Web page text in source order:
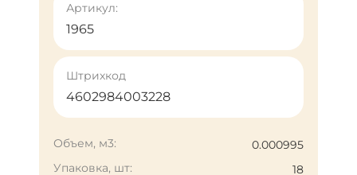
Артикул:
1965
Штрихкод
4602984003228
Объем, м3:
0.000995
Упаковка, шт:
18